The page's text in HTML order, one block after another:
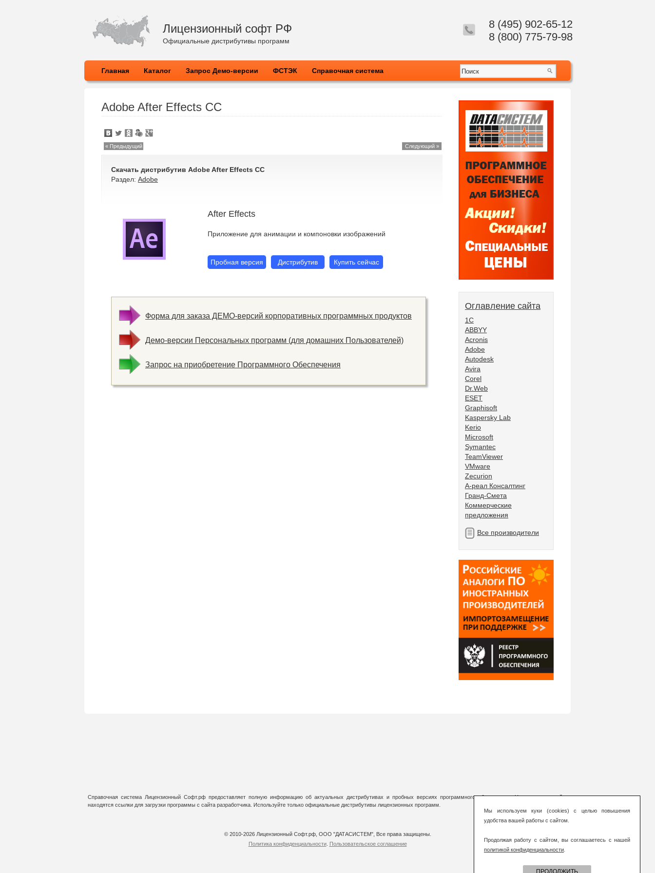
Лицензионный софт РФ
Официальные дистрибутивы программ
8 (495) 902-65-12
8 (800) 775-79-98
Главная Каталог Запрос Демо-версии ФСТЭК Справочная система
Adobe After Effects CС
« Предыдущий Следующий »
Скачать дистрибутив Adobe After Effects CС
Раздел: Adobe
After Effects
Приложение для анимации и компоновки изображений
Пробная версия Дистрибутив Купить сейчас
Форма для заказа ДЕМО-версий корпоративных программных продуктов
Демо-версии Персональных программ (для домашних Пользователей)
Запрос на приобретение Программного Обеспечения
Оглавление сайта
1С
ABBYY
Acronis
Adobe
Autodesk
Avira
Corel
Dr.Web
ESET
Graphisoft
Kaspersky Lab
Kerio
Microsoft
Symantec
TeamViewer
VMware
Zecurion
А-реал Консалтинг
Гранд-Смета
Коммерческие
предложения
Все производители
Справочная система Лицензионный Софт.рф предоставляет полную информацию об актуальных дистрибутивах и пробных версиях программного обеспечения. На страницах сайта
находятся ссылки для загрузки программы с сайта разработчика. Используйте только официальные дистрибутивы лицензионных программ.
© 2010-2026 Лицензионный Софт.рф, ООО "ДАТАСИСТЕМ", Все права защищены.
Политика конфиденциальности. Пользовательское соглашение
Мы используем куки (cookies) с целью повышения
удобства вашей работы с сайтом.
Продолжая работу с сайтом, вы соглашаетесь с нашей
политикой конфиденциальности
ПРОДОЛЖИТЬ